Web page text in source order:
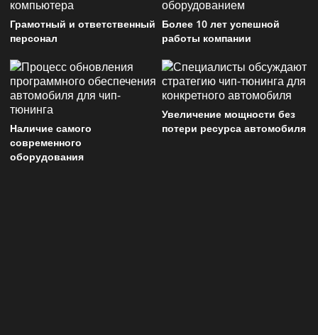
Грамотный и ответственный
персонал
Более 10 лет успешной
работы компании
Наличие самого
современного
оборудования
Увеличение мощности без
потери ресурса автомобиля